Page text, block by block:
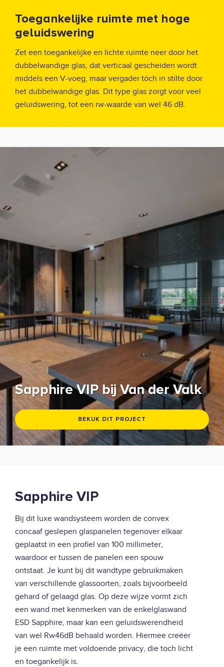
Toegankelijke ruimte met hoge
geluidswering
Zet een toegankelijke en lichte ruimte neer door het
dubbelwandige glas, dat verticaal gescheiden wordt
middels een V-voeg, maar vergader tóch in stilte door
het dubbelwandige glas. Dit type glas zorgt voor veel
geluidswering, tot een rw-waarde van wel 46 dB.
Sapphire VIP bij Van der Valk
BEKIJK DIT PROJECT
Sapphire VIP
Bij dit luxe wandsysteem worden de convex
concaaf geslepen glaspanelen tegenover elkaar
geplaatst in een profiel van 100 millimeter,
waardoor er tussen de panelen een spouw
ontstaat. Je kunt bij dit wandtype gebruikmaken
van verschillende glassoorten, zoals bijvoorbeeld
gehard of gelaagd glas. Op deze wijze vormt zich
een wand met kenmerken van de enkelglaswand
ESD Sapphire, maar kan een geluidswerendheid
van wel Rw46dB behaald worden. Hiermee creëer
je een ruimte met voldoende privacy, die toch licht
en toegankelijk is.